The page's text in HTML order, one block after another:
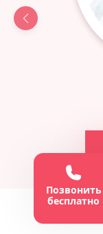
Позвонить
бесплатно